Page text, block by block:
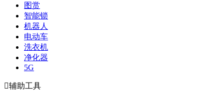
图赏
智能锁
机器人
电动车
洗衣机
净化器
5G
辅助工具